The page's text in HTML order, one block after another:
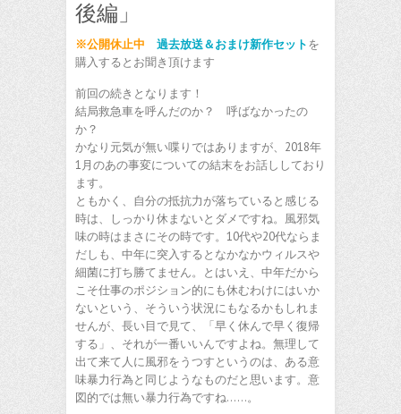
後編」
※公開休止中 過去放送＆おまけ新作セットを
購入するとお聞き頂けます
前回の続きとなります！
結局救急車を呼んだのか？ 呼ばなかったの
か？
かなり元気が無い喋りではありますが、2018年
1月のあの事変についての結末をお話ししており
ます。
ともかく、自分の抵抗力が落ちていると感じる
時は、しっかり休まないとダメですね。風邪気
味の時はまさにその時です。10代や20代ならま
だしも、中年に突入するとなかなかウィルスや
細菌に打ち勝てません。とはいえ、中年だから
こそ仕事のポジション的にも休むわけにはいか
ないという、そういう状況にもなるかもしれま
せんが、長い目で見て、「早く休んで早く復帰
する」、それが一番いいんですよね。無理して
出て来て人に風邪をうつすというのは、ある意
味暴力行為と同じようなものだと思います。意
図的では無い暴力行為ですね……。